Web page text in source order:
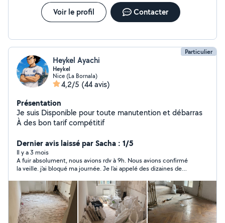
Voir le profil Contacter
Particulier
Heykel Ayachi
Heykel
Nice (La Bornala)
4,2/5 (44 avis)
Présentation
Je suis Disponible pour toute manutention et débarras
À des bon tarif compétitif
Dernier avis laissé par Sacha : 1/5
Il y a 3 mois
A fuir absolument, nous avions rdv à 9h. Nous avions confirmé
la veille. j'ai bloqué ma journée. Je l'ai appelé des dizaines de
du chantier. En vérité il n'a pas de camions, il a fini par me dire
qui viendrait avec sa voiture...il ment et va vous faire perdre
votre temps.. J'ai toutes les preuves contactez moi, si vous
voulez que je vous montre. Ne le contactez pas, je vous fais
gagner du temps. Merci